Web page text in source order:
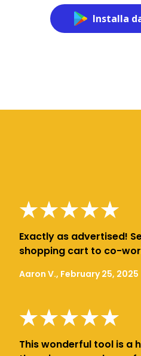
Installa
Exactly as advertised!
shopping cart to co-
Aaron V., February 25, 2025
This wonderful tool is a